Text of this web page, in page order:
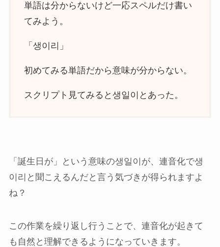
単語は分からないけど一応スペルだけ書い
てみよう。
「생이리」
初めてみる単語だから意味が分からない。
スクリプト見てみると생일이とあった。
「誕生日が」という意味の생일이が、連音化で생
이리と聞こえるんだと言う気づきが得られますよ
ね？
この作業を繰り返し行うことで、連音化が起きて
も自然と理解できるようになっていきます。